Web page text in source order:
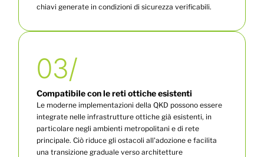
chiavi generate in condizioni di sicurezza verificabili.
03/
Compatibile con le reti ottiche esistenti
Le moderne implementazioni della QKD possono essere
integrate nelle infrastrutture ottiche già esistenti, in
particolare negli ambienti metropolitani e di rete
principale. Ciò riduce gli ostacoli all'adozione e facilita
una transizione graduale verso architetture